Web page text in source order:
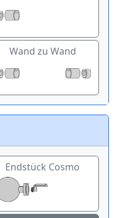
Wand zu Wand
Endstück Cosmo